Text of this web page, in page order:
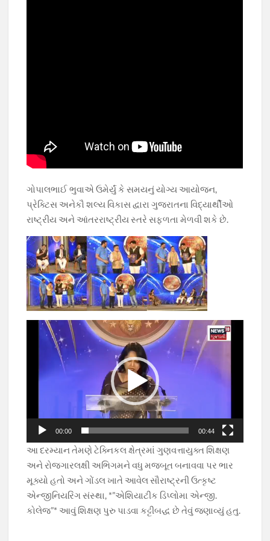
ગોપાલભાઈ ભુવાએ ઉમેર્યું કે સમયનું યોગ્ય આયોજન,
પ્રેક્ટિસ અનેકૌ શલ્ય વિકાસ દ્વારા ગુજરાતના વિદ્યાર્થીઓ
રાષ્ટ્રીય અને આંતરરાષ્ટ્રીય સ્તરે સફળતા મેળવી શકે છે.
Video
Player
00:00 00:44
આ દરમ્યાન તેમણે ટેક્નિકલ ક્ષેત્રમાં ગુણવત્તાયુક્ત શિક્ષણ
અને રોજગારલક્ષી અભિગમને વધુ મજબૂત બનાવવા પર ભાર
મૂક્યો હતો અને ગોંડલ ખાતે આવેલ સૌરાષ્ટ્રની ઉત્કૃષ્ટ
એન્જીનિયરિંગ સંસ્થા, *”એશિયાટીક ડિપ્લોમા એન્જી.
કોલેજ”* આવું શિક્ષણ પુરુ પાડવા કટ્ટીબદ્ધ છે તેવું જણાવ્યું હતુ.